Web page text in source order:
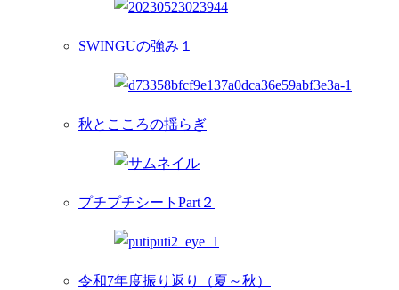
SWINGUの強み１
秋とこころの揺らぎ
プチプチシートPart２
令和7年度振り返り（夏～秋）